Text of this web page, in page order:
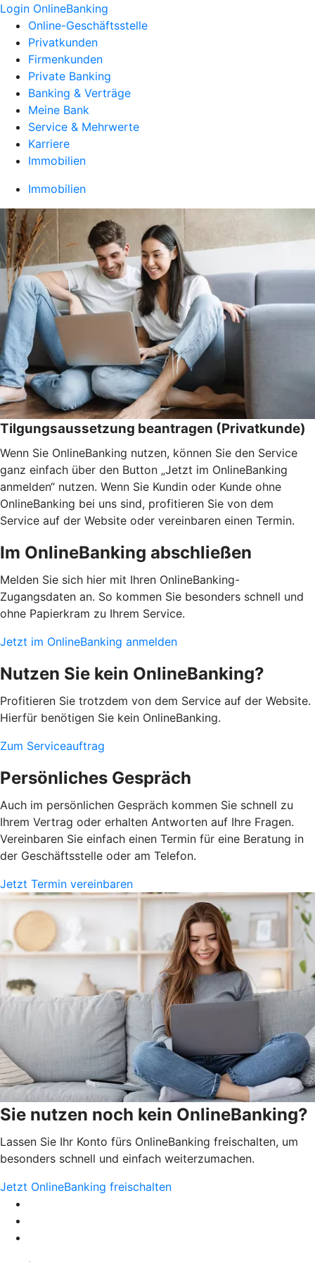
Login OnlineBanking
Online-Geschäftsstelle
Privatkunden
Firmenkunden
Private Banking
Banking & Verträge
Meine Bank
Service & Mehrwerte
Karriere
Immobilien
Immobilien
Tilgungsaussetzung beantragen (Privatkunde)
Wenn Sie OnlineBanking nutzen, können Sie den Service
ganz einfach über den Button „Jetzt im OnlineBanking
anmelden“ nutzen. Wenn Sie Kundin oder Kunde ohne
OnlineBanking bei uns sind, profitieren Sie von dem
Service auf der Website oder vereinbaren einen Termin.
Im OnlineBanking abschließen
Melden Sie sich hier mit Ihren OnlineBanking-
Zugangsdaten an. So kommen Sie besonders schnell und
ohne Papierkram zu Ihrem Service.
Jetzt im OnlineBanking anmelden
Nutzen Sie kein OnlineBanking?
Profitieren Sie trotzdem von dem Service auf der Website.
Hierfür benötigen Sie kein OnlineBanking.
Zum Serviceauftrag
Persönliches Gespräch
Auch im persönlichen Gespräch kommen Sie schnell zu
Ihrem Vertrag oder erhalten Antworten auf Ihre Fragen.
Vereinbaren Sie einfach einen Termin für eine Beratung in
der Geschäftsstelle oder am Telefon.
Jetzt Termin vereinbaren
Sie nutzen noch kein OnlineBanking?
Lassen Sie Ihr Konto fürs OnlineBanking freischalten, um
besonders schnell und einfach weiterzumachen.
Jetzt OnlineBanking freischalten